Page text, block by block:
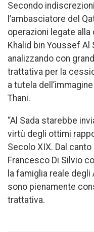
Secondo
l’ambasciatore del
operazioni legate alla
Khalid bin Youssef Al
analizzando con
trattativa per la
a tutela
Thani.
“Al Sada starebbe
virtù degli ottimi
Secolo XIX. Dal
Francesco Di Silvio
la famiglia reale degli
sono pienamente
trattativa.